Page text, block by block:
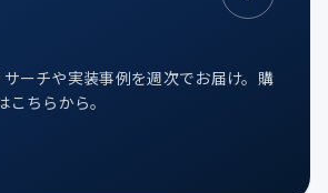
ーチや実装事例を週次でお届け。購
ちらから。